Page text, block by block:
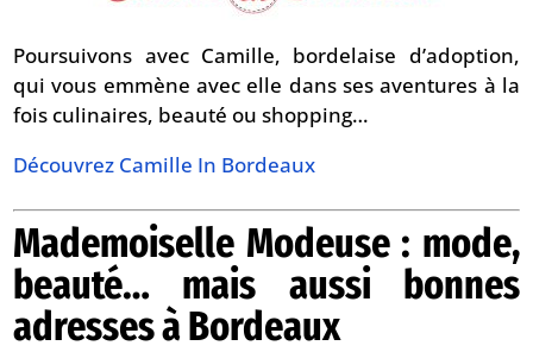
Poursuivons avec Camille, bordelaise d’adoption,
qui vous emmène avec elle dans ses aventures à la
fois culinaires, beauté ou shopping…
Découvrez Camille In Bordeaux
Mademoiselle Modeuse : mode,
beauté… mais aussi bonnes
adresses à Bordeaux